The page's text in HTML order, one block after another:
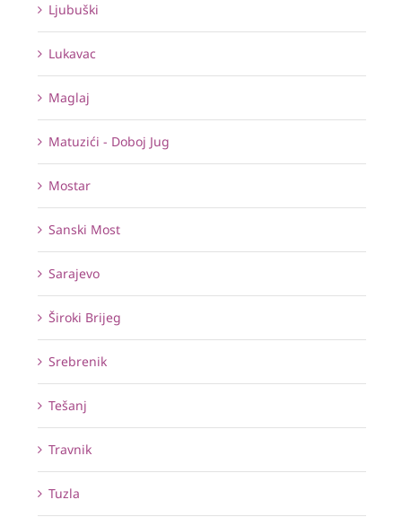
Ljubuški
Lukavac
Maglaj
Matuzići - Doboj Jug
Mostar
Sanski Most
Sarajevo
Široki Brijeg
Srebrenik
Tešanj
Travnik
Tuzla